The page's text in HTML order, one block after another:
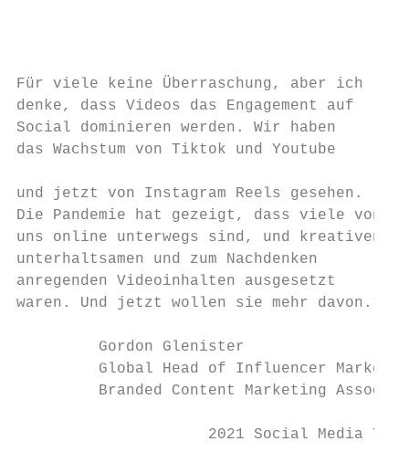
Für viele keine Überraschung, aber ich
denke, dass Videos das Engagement
Social dominieren werden. Wir haben
das Wachstum von Tiktok und
und jetzt von Instagram Reels gesehen.
Die Pandemie hat gezeigt, dass viele
uns online unterwegs sind, und
unterhaltsamen und zum Nachdenken
anregenden Videoinhalten ausgesetzt
waren. Und jetzt wollen sie mehr
         Gordon Glenister
Global Head of Influencer
Branded Content Marketing
2021 Social Media